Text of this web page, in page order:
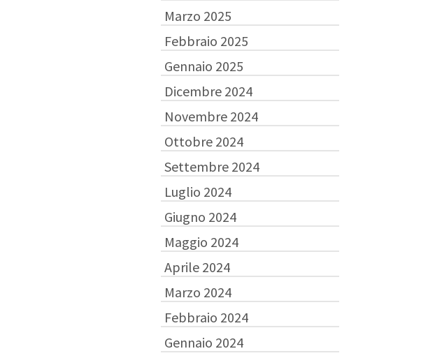
Marzo 2025
Febbraio 2025
Gennaio 2025
Dicembre 2024
Novembre 2024
Ottobre 2024
Settembre 2024
Luglio 2024
Giugno 2024
Maggio 2024
Aprile 2024
Marzo 2024
Febbraio 2024
Gennaio 2024